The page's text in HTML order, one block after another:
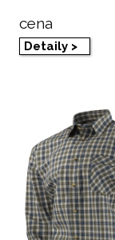
cena
Detaily >